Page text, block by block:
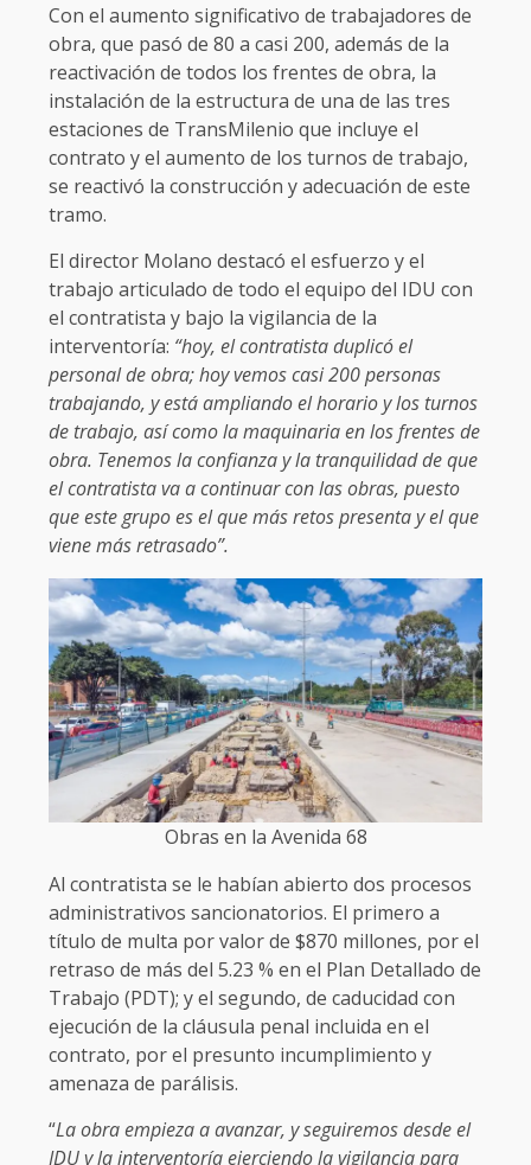
Con el aumento significativo de trabajadores de
obra, que pasó de 80 a casi 200, además de la
reactivación de todos los frentes de obra, la
instalación de la estructura de una de las tres
estaciones de TransMilenio que incluye el
contrato y el aumento de los turnos de trabajo,
se reactivó la construcción y adecuación de este
tramo.
El director Molano destacó el esfuerzo y el
trabajo articulado de todo el equipo del IDU con
el contratista y bajo la vigilancia de la
interventoría: “hoy, el contratista duplicó el
personal de obra; hoy vemos casi 200 personas
trabajando, y está ampliando el horario y los turnos
de trabajo, así como la maquinaria en los frentes de
obra. Tenemos la confianza y la tranquilidad de que
el contratista va a continuar con las obras, puesto
que este grupo es el que más retos presenta y el que
viene más retrasado”.
Obras en la Avenida 68
Al contratista se le habían abierto dos procesos
administrativos sancionatorios. El primero a
título de multa por valor de $870 millones, por el
retraso de más del 5.23 % en el Plan Detallado de
Trabajo (PDT); y el segundo, de caducidad con
ejecución de la cláusula penal incluida en el
contrato, por el presunto incumplimiento y
amenaza de parálisis.
“La obra empieza a avanzar, y seguiremos desde el
IDU y la interventoría ejerciendo la vigilancia para